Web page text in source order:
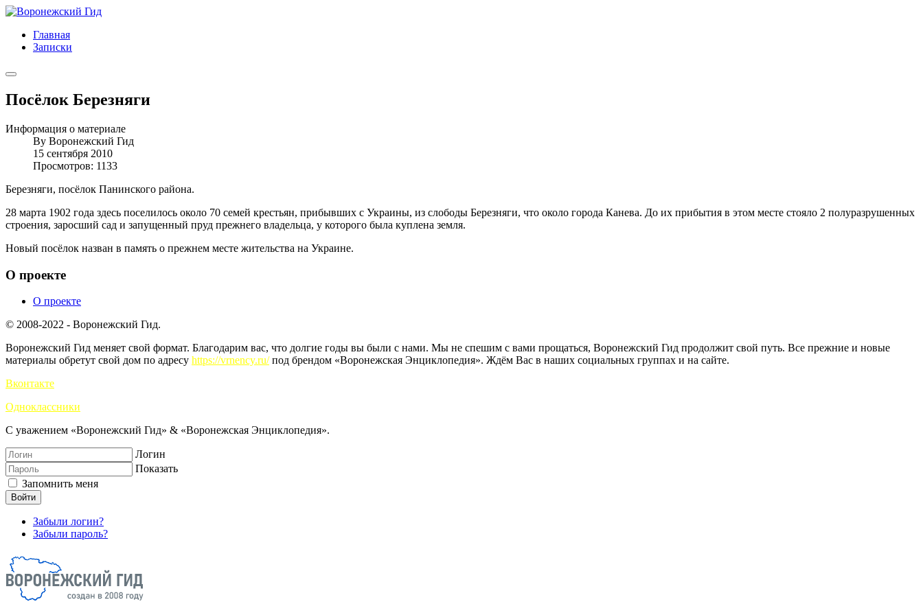
Главная
Записки
Посёлок Березняги
Информация о материале
By Воронежский Гид
15 сентября 2010
Просмотров: 1133
Березняги, посёлок Панинского района.
28 марта 1902 года здесь поселилось около 70 семей крестьян, прибывших с Украины, из слободы Березняги, что около города Канева. До их прибытия в этом месте стояло 2 полуразрушенных
строения, заросший сад и запущенный пруд прежнего владельца, у которого была куплена земля.
Новый посёлок назван в память о прежнем месте жительства на Украине.
О проекте
О проекте
© 2008-2022 - Воронежский Гид.
Воронежский Гид меняет свой формат. Благодарим вас, что долгие годы вы были с нами. Мы не спешим с вами прощаться, Воронежский Гид продолжит свой путь. Все прежние и новые
материалы обретут свой дом по адресу https://vrnency.ru/под брендом «Воронежская Энциклопедия». Ждём Вас в наших социальных группах и на сайте.
Вконтакте
Одноклассники
С уважением «Воронежский Гид» & «Воронежская Энциклопедия».
Логин
Показать
Запомнить меня
Войти
Забыли логин?
Забыли пароль?